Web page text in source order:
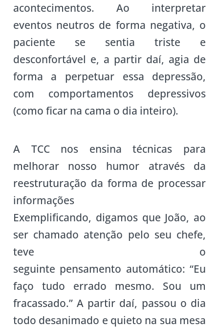
acontecimentos. Ao interpretar
eventos neutros de forma negativa, o
paciente se sentia triste e
desconfortável e, a partir daí, agia de
forma a perpetuar essa depressão,
com comportamentos depressivos
(como ficar na cama o dia inteiro).
A TCC nos ensina técnicas para
melhorar nosso humor através da
reestruturação da forma de processar
informações
Exemplificando, digamos que João, ao
ser chamado atenção pelo seu chefe,
teve o
seguinte pensamento automático: “Eu
faço tudo errado mesmo. Sou um
fracassado.” A partir daí, passou o dia
todo desanimado e quieto na sua mesa